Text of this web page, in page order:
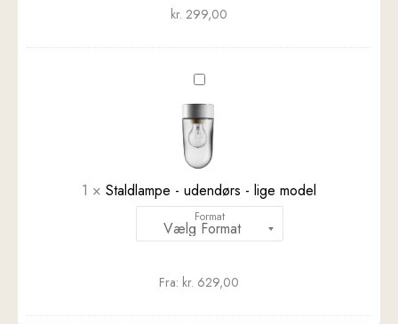
kr. 299,00
Staldlampe
-
udendørs
-
lige
model
1 × Staldlampe - udendørs - lige model
Format
Fra: kr. 629,00